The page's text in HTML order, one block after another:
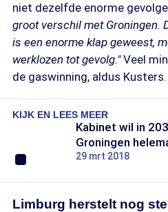
niet dezelfde enorme
groot verschil met Groningen.
is een enorme klap geweest,
werklozen tot gevolg."Veel
de gaswinning, aldus Kusters.
KIJK EN LEES MEER
Kabinet wil in
Groningen
29 mrt 2018
Limburg herstelt nog